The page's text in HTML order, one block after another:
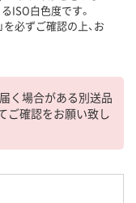
ISO白色度です。
」を必ずご確認の上、お
く場合がある別送品
ご確認をお願い致し